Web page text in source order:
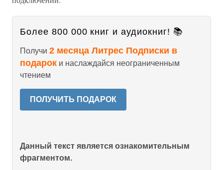
Более 800 000 книг и аудиокниг! 📚
Получи 2 месяца Литрес Подписки в
подарок и наслаждайся неограниченным
чтением
ПОЛУЧИТЬ ПОДАРОК
Данный текст является ознакомительным
фрагментом.